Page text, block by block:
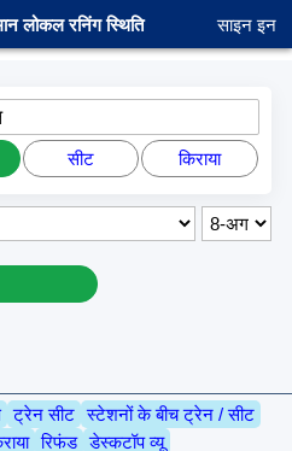
लोकल रनिंग स्थिति साइन इन
सीट किराया
ट्रेन सीट स्टेशनों के बीच ट्रेन / सीट
रिफंड डेस्कटॉप व्यू